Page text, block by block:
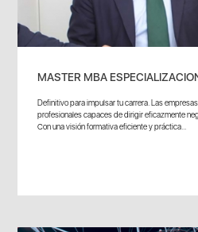
MASTER MBA
Definitivo para impulsar tu carrera. Las
profesionales capaces de dirigir eficazmente
Con una visión formativa eficiente y práctica...